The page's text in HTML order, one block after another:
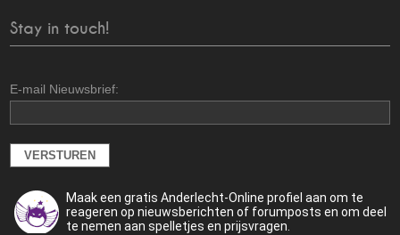
Stay in touch!
E-mail Nieuwsbrief:
Maak een gratis Anderlecht-Online profiel aan om te
reageren op nieuwsberichten of forumposts en om deel
te nemen aan spelletjes en prijsvragen.